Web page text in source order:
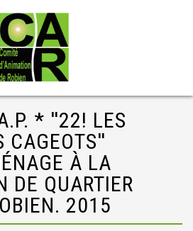
* ''22! LES
CAGEOTS''
À LA
DE QUARTIER
2015